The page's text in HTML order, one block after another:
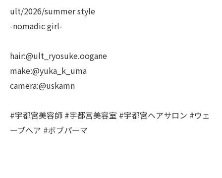
ult/2026/summer style
-nomadic girl-
hair:@ult_ryosuke.oogane
make:@yuka_k_uma
camera:@uskamn
#宇都宮美容師 #宇都宮美容室 #宇都宮ヘアサロン #ウェ
ーブヘア #ボブパーマ